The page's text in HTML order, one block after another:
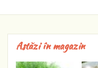
Astăzi în magazin